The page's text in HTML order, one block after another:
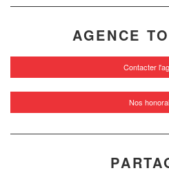
AGENCE
Contacter
Nos